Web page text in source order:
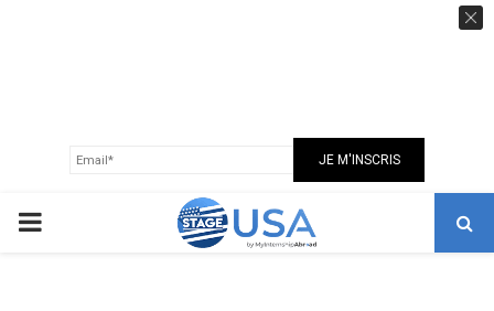
PRIMARY